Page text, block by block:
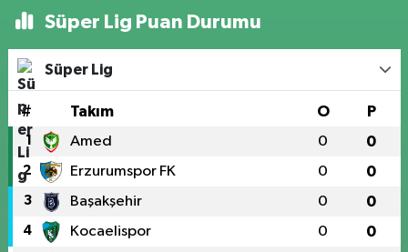
Süper Lig Puan Durumu
Süper Lig
# Takım O P
1 Amed 0 0
2 Erzurumspor FK 0 0
3 Başakşehir 0 0
4 Kocaelispor 0 0